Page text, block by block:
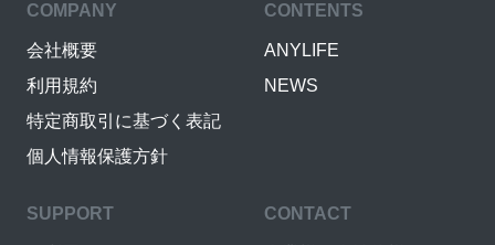
COMPANY
会社概要
利用規約
特定商取引に基づく表記
個人情報保護方針
CONTENTS
ANYLIFE
NEWS
SUPPORT CONTACT